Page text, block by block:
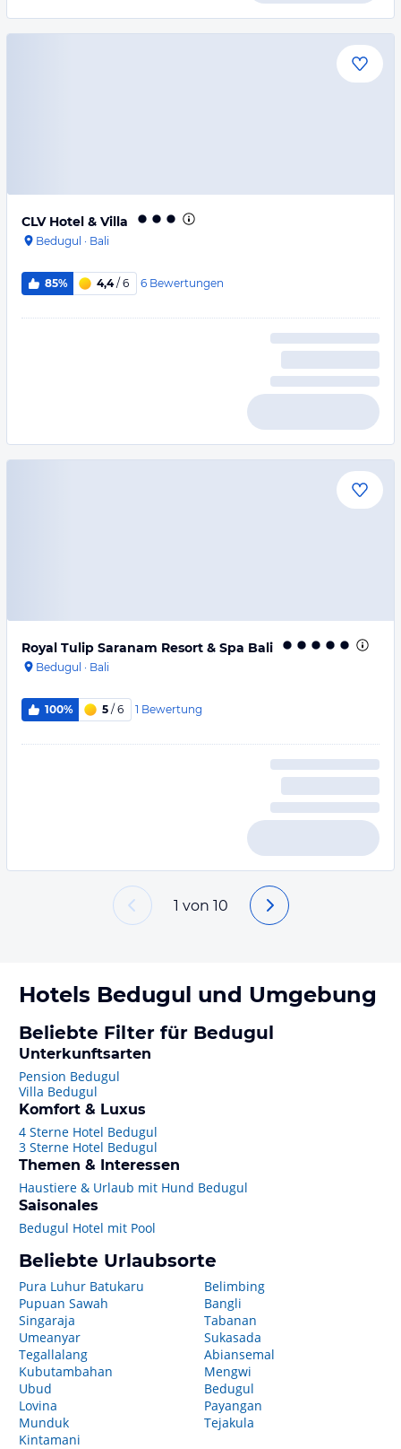
CLV Hotel & Villa
Bedugul · Bali
85% 4,4/ 6 6 Bewertungen
Royal Tulip Saranam Resort & Spa Bali
Bedugul · Bali
100% 5 / 6 1 Bewertung
1 von 10
Hotels Bedugul und Umgebung
Beliebte Filter für Bedugul
Unterkunftsarten
Pension Bedugul
Villa Bedugul
Komfort & Luxus
4 Sterne Hotel Bedugul
3 Sterne Hotel Bedugul
Themen & Interessen
Haustiere & Urlaub mit Hund Bedugul
Saisonales
Bedugul Hotel mit Pool
Beliebte Urlaubsorte
Pura Luhur Batukaru
Pupuan Sawah
Singaraja
Umeanyar
Tegallalang
Kubutambahan
Ubud
Lovina
Munduk
Kintamani
Belimbing
Bangli
Tabanan
Sukasada
Abiansemal
Mengwi
Bedugul
Payangan
Tejakula